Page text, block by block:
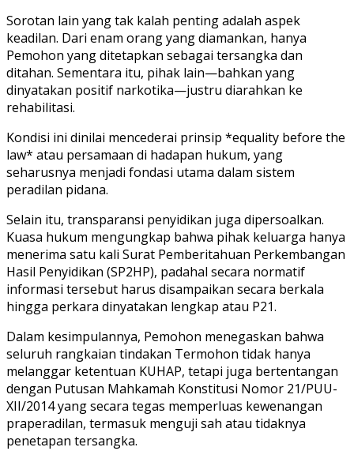
Sorotan lain yang tak kalah penting adalah aspek
keadilan. Dari enam orang yang diamankan, hanya
Pemohon yang ditetapkan sebagai tersangka dan
ditahan. Sementara itu, pihak lain—bahkan yang
dinyatakan positif narkotika—justru diarahkan ke
rehabilitasi.
Kondisi ini dinilai mencederai prinsip *equality before the
law* atau persamaan di hadapan hukum, yang
seharusnya menjadi fondasi utama dalam sistem
peradilan pidana.
Selain itu, transparansi penyidikan juga dipersoalkan.
Kuasa hukum mengungkap bahwa pihak keluarga hanya
menerima satu kali Surat Pemberitahuan Perkembangan
Hasil Penyidikan (SP2HP), padahal secara normatif
informasi tersebut harus disampaikan secara berkala
hingga perkara dinyatakan lengkap atau P21.
Dalam kesimpulannya, Pemohon menegaskan bahwa
seluruh rangkaian tindakan Termohon tidak hanya
melanggar ketentuan KUHAP, tetapi juga bertentangan
dengan Putusan Mahkamah Konstitusi Nomor 21/PUU-
XII/2014 yang secara tegas memperluas kewenangan
praperadilan, termasuk menguji sah atau tidaknya
penetapan tersangka.